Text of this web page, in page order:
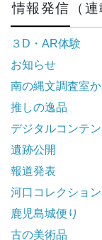
情報発信（連
３D・AR体験
お知らせ
南の縄文調査室
推しの逸品
デジタルコンテ
遺跡公開
報道発表
河口コレクション
鹿児島城便り
古の美術品